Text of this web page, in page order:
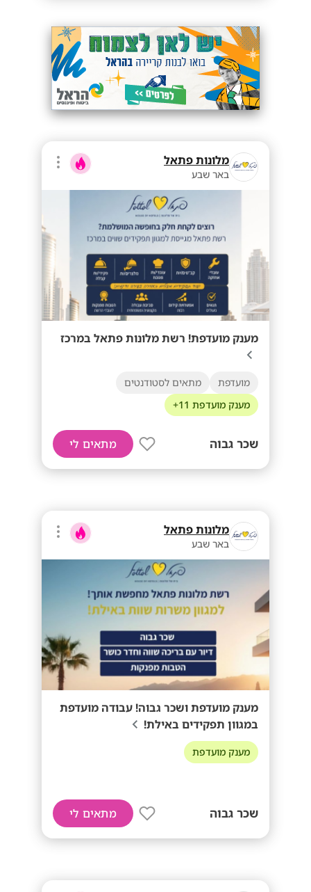
מלונות פתאל
באר שבע
מענק מועדפת! רשת מלונות פתאל במרכז
מועדפת
מתאים לסטודנטים
מענק מועדפת 11+
שכר גבוה מתאים לי
מלונות פתאל
באר שבע
מענק מועדפת ושכר גבוה! עבודה מועדפת
במגוון תפקידים באילת!
מענק מועדפת
שכר גבוה מתאים לי